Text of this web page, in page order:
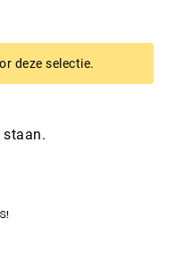
deze selectie.
staan.